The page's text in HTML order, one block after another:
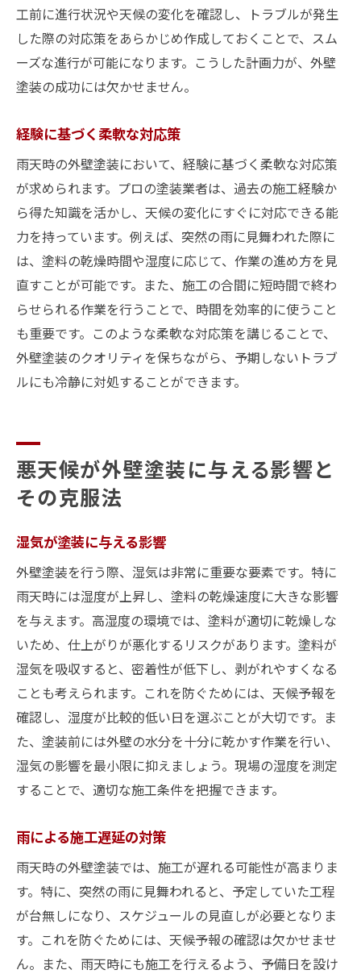
工前に進行状況や天候の変化を確認し、トラブルが発生
した際の対応策をあらかじめ作成しておくことで、スム
ーズな進行が可能になります。こうした計画力が、外壁
塗装の成功には欠かせません。
経験に基づく柔軟な対応策
雨天時の外壁塗装において、経験に基づく柔軟な対応策
が求められます。プロの塗装業者は、過去の施工経験か
ら得た知識を活かし、天候の変化にすぐに対応できる能
力を持っています。例えば、突然の雨に見舞われた際に
は、塗料の乾燥時間や湿度に応じて、作業の進め方を見
直すことが可能です。また、施工の合間に短時間で終わ
らせられる作業を行うことで、時間を効率的に使うこと
も重要です。このような柔軟な対応策を講じることで、
外壁塗装のクオリティを保ちながら、予期しないトラブ
ルにも冷静に対処することができます。
悪天候が外壁塗装に与える影響と
その克服法
湿気が塗装に与える影響
外壁塗装を行う際、湿気は非常に重要な要素です。特に
雨天時には湿度が上昇し、塗料の乾燥速度に大きな影響
を与えます。高湿度の環境では、塗料が適切に乾燥しな
いため、仕上がりが悪化するリスクがあります。塗料が
湿気を吸収すると、密着性が低下し、剥がれやすくなる
ことも考えられます。これを防ぐためには、天候予報を
確認し、湿度が比較的低い日を選ぶことが大切です。ま
た、塗装前には外壁の水分を十分に乾かす作業を行い、
湿気の影響を最小限に抑えましょう。現場の湿度を測定
することで、適切な施工条件を把握できます。
雨による施工遅延の対策
雨天時の外壁塗装では、施工が遅れる可能性が高まりま
す。特に、突然の雨に見舞われると、予定していた工程
が台無しになり、スケジュールの見直しが必要となりま
す。これを防ぐためには、天候予報の確認は欠かせませ
ん。また、雨天時にも施工を行えるよう、予備日を設け